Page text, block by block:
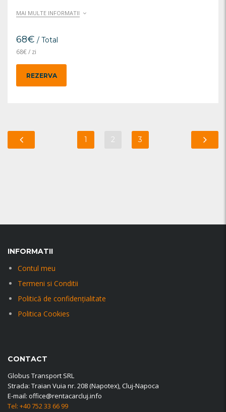
MAI MULTE INFORMATII
68€ / Total
68€/ zi
REZERVA
1 2 3
INFORMATII
Contul meu
Termeni si Conditii
Politică de confidențialitate
Politica Cookies
CONTACT
Globus Transport SRL
Strada: Traian Vuia nr. 208 (Napotex), Cluj-Napoca
E-mail: office@rentacarcluj.info
Tel: +40 752 33 66 99